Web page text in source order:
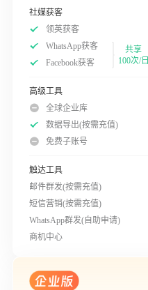
社媒获客
领英获客
WhatsApp获客
Facebook获客
共享
100次/日
高级工具
全球企业库
数据导出(按需充值)
免费子账号
触达工具
邮件群发(按需充值)
短信营销(按需充值)
WhatsApp群发(自助申请)
商机中心